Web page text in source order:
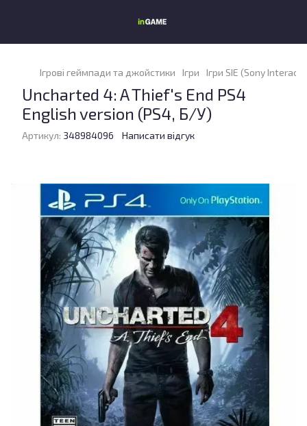
Ігрові геймпади та джойстики Ігри Ігри SIE (Sony
Uncharted 4: A Thief's End PS4
English version (PS4, Б/У)
Артикул: 348984096 Написати відгук